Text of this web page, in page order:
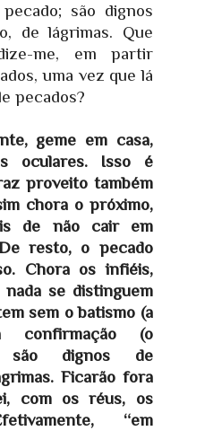
são dignos
de lágrimas. Que
me, em partir
uma vez que lá
pecados?
geme em casa,
oculares. Isso é
proveito também
chora o próximo,
de não cair em
resto, o pecado
Chora os infiéis,
se distinguem
sem o batismo (a
confirmação (o
são dignos de
Ficarão fora
com os réus, os
“em